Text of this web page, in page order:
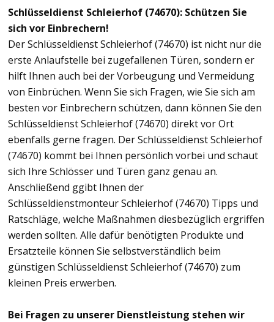
Schlüsseldienst Schleierhof (74670): Schützen Sie
sich vor Einbrechern!
Der Schlüsseldienst Schleierhof (74670) ist nicht nur die
erste Anlaufstelle bei zugefallenen Türen, sondern er
hilft Ihnen auch bei der Vorbeugung und Vermeidung
von Einbrüchen. Wenn Sie sich Fragen, wie Sie sich am
besten vor Einbrechern schützen, dann können Sie den
Schlüsseldienst Schleierhof (74670) direkt vor Ort
ebenfalls gerne fragen. Der Schlüsseldienst Schleierhof
(74670) kommt bei Ihnen persönlich vorbei und schaut
sich Ihre Schlösser und Türen ganz genau an.
Anschließend ggibt Ihnen der
Schlüsseldienstmonteur Schleierhof (74670) Tipps und
Ratschläge, welche Maßnahmen diesbezüglich ergriffen
werden sollten. Alle dafür benötigten Produkte und
Ersatzteile können Sie selbstverständlich beim
günstigen Schlüsseldienst Schleierhof (74670) zum
kleinen Preis erwerben.
Bei Fragen zu unserer Dienstleistung stehen wir